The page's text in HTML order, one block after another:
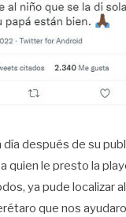
día después de su
quien le presto la
ya pude localizar
que nos